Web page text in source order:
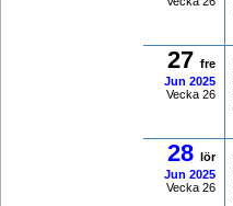
27 fre
Jun 2025
Vecka 26
28 lör
Jun 2025
Vecka 26